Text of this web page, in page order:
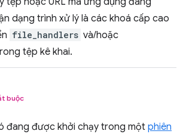
dạng trình xử lý là các khoá cấp cao
file_handlers và/hoặc
tệp kê khai.
buộc
đang được khởi chạy trong một phiên